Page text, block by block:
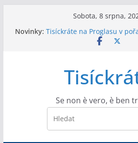
Sobota, 8 srpna,
Novinky: Tisíckráte na Proglasu v
Dukův člověk jako lídr SPD v
arcibiskupství se nevydařila
Víme, kdo se dostane o
Extrakt toho nejlepšího z
podobě
Se non è vero, è ben